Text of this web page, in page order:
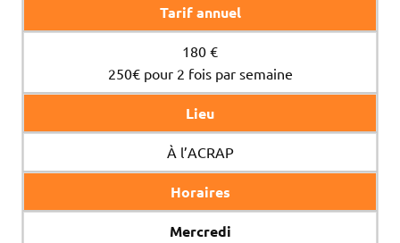
Tarif annuel
180 €
250€ pour 2 fois par semaine
Lieu
À l’ACRAP
Horaires
Mercredi